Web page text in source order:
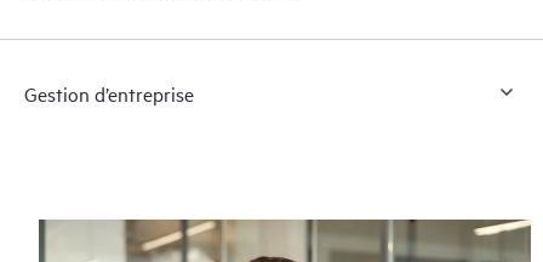
Gestion d’entreprise